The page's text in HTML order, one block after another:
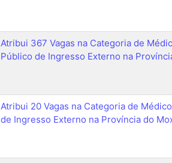
Atribui 367 Vagas na Categoria de
Público de Ingresso Externo na
Atribui 20 Vagas na Categoria de
de Ingresso Externo na Província do